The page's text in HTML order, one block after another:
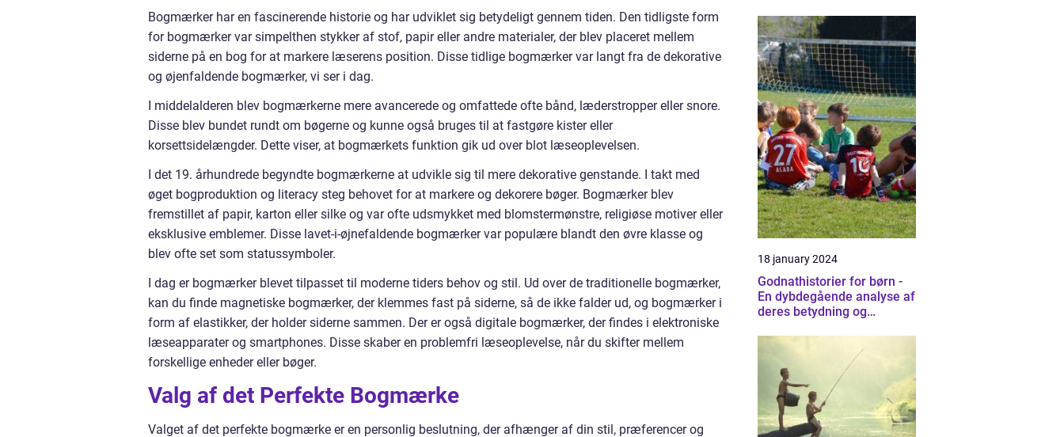
Bogmærker har en fascinerende historie og har udviklet sig betydeligt gennem tiden. Den tidligste form
for bogmærker var simpelthen stykker af stof, papir eller andre materialer, der blev placeret mellem
siderne på en bog for at markere læserens position. Disse tidlige bogmærker var langt fra de dekorative
og øjenfaldende bogmærker, vi ser i dag.
I middelalderen blev bogmærkerne mere avancerede og omfattede ofte bånd, læderstropper eller snore.
Disse blev bundet rundt om bøgerne og kunne også bruges til at fastgøre kister eller
korsettsidelængder. Dette viser, at bogmærkets funktion gik ud over blot læseoplevelsen.
I det 19. århundrede begyndte bogmærkerne at udvikle sig til mere dekorative genstande. I takt med
øget bogproduktion og literacy steg behovet for at markere og dekorere bøger. Bogmærker blev
fremstillet af papir, karton eller silke og var ofte udsmykket med blomstermønstre, religiøse motiver eller
eksklusive emblemer. Disse lavet-i-øjnefaldende bogmærker var populære blandt den øvre klasse og
blev ofte set som statussymboler.
I dag er bogmærker blevet tilpasset til moderne tiders behov og stil. Ud over de traditionelle bogmærker,
kan du finde magnetiske bogmærker, der klemmes fast på siderne, så de ikke falder ud, og bogmærker i
form af elastikker, der holder siderne sammen. Der er også digitale bogmærker, der findes i elektroniske
læseapparater og smartphones. Disse skaber en problemfri læseoplevelse, når du skifter mellem
forskellige enheder eller bøger.
Valg af det Perfekte Bogmærke
Valget af det perfekte bogmærke er en personlig beslutning, der afhænger af din stil, præferencer og
18 january 2024
Godnathistorier for børn -
En dybdegående analyse af
deres betydning og